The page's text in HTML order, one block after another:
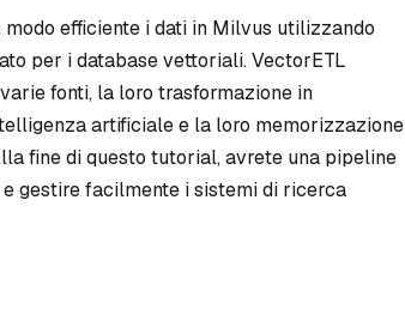
efficiente i dati in Milvus utilizzando
per i database vettoriali. VectorETL
fonti, la loro trasformazione in
artificiale e la loro memorizzazione
fine di questo tutorial, avrete una pipeline
gestire facilmente i sistemi di ricerca